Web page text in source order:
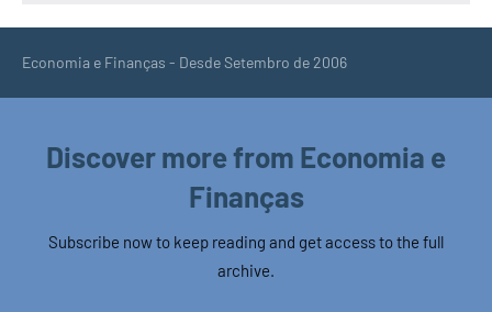
Economia e Finanças - Desde Setembro de 2006
Discover more from Economia e
Finanças
Subscribe now to keep reading and get access to the full
archive.